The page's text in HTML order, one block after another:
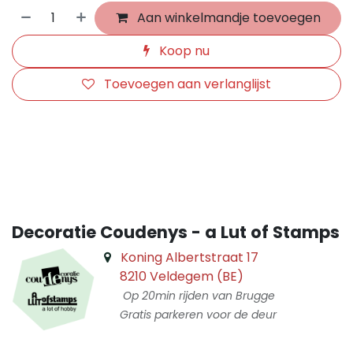
Aan winkelmandje toevoegen
Koop nu
Toevoegen aan verlanglijst
Decoratie Coudenys - a Lut of Stamps
Koning Albertstraat 17
8210 Veldegem (BE)
Op 20min rijden van Brugge
Gratis parkeren voor de deur